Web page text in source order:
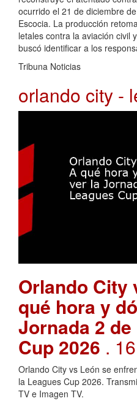
ocurrido el 21 de diciembre
Escocia. La producción
letales contra la aviación civil
buscó identificar a los
Tribuna Noticias
orlando city -
Orlando City
qué hora y
Jornada 2
Cup 2026 .
Orlando City vs León se
la Leagues Cup 2026.
TV e Imagen TV.